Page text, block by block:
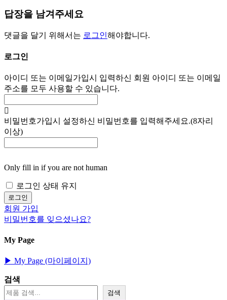
답장을 남겨주세요
댓글을 달기 위해서는 로그인해야합니다.
로그인
아이디 또는 이메일가입시 입력하신 회원 아이디 또는 이메일
주소를 모두 사용할 수 있습니다.
비밀번호가입시 설정하신 비밀번호를 입력해주세요.(8자리
이상)
Only fill in if you are not human
로그인 상태 유지
회원 가입
비밀번호를 잊으셨나요?
My Page
▶︎ My Page (마이페이지)
검색
검색